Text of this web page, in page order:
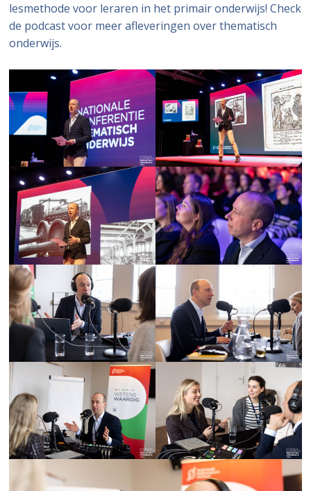
lesmethode voor leraren in het primair onderwijs! Check
de podcast voor meer afleveringen over thematisch
onderwijs.